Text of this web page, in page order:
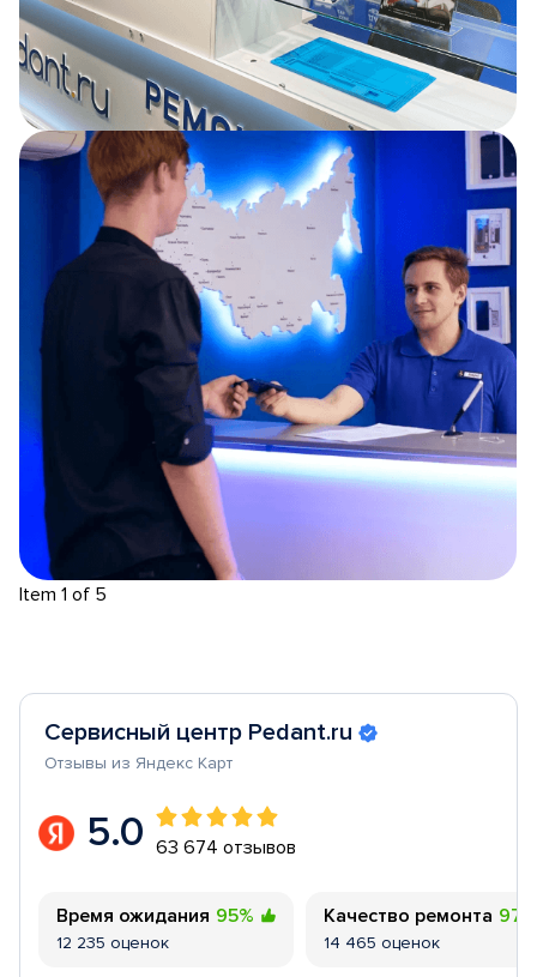
Item 1 of 5
Сервисный центр Pedant.ru
Отзывы из Яндекс Карт
5.0 63 674 отзывов
Время ожидания 95%
12 235 оценок
Качество ремонта 97%
14 465 оценок